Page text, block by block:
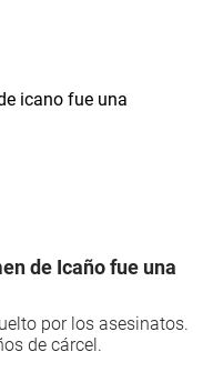
de Icaño fue una
por los asesinatos.
de cárcel.